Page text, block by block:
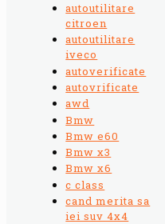
autoutilitare
citroen
autoutilitare
iveco
autoverificate
autovrificate
awd
Bmw
Bmw e60
Bmw x3
Bmw x6
c class
cand merita sa
iei suv 4x4